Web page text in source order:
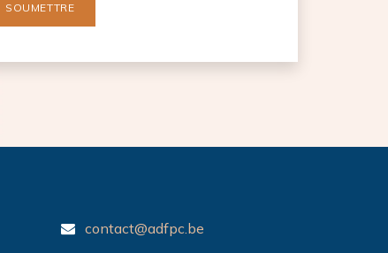
SOUMETTRE
contact@adfpc.be